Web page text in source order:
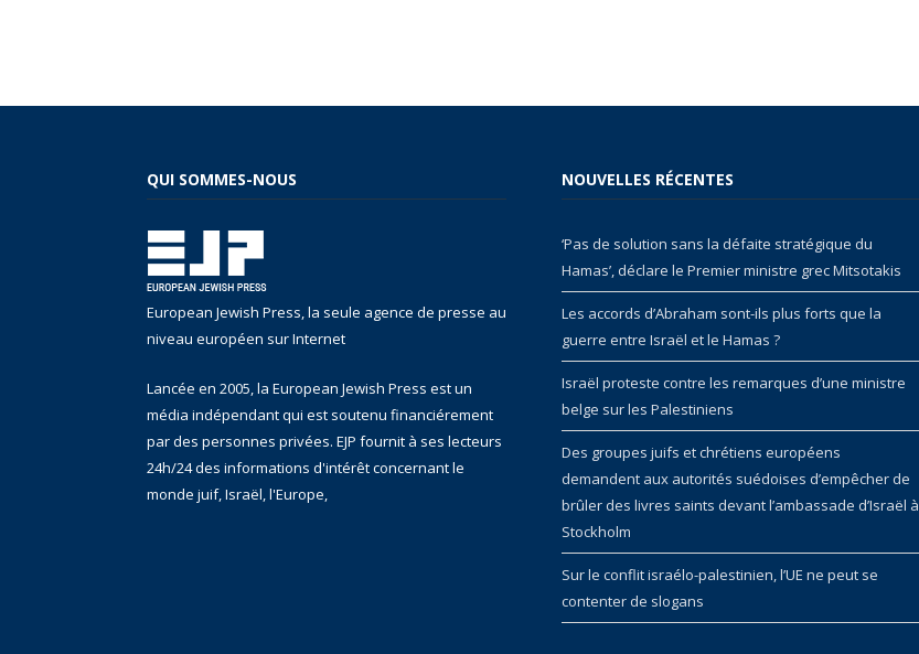
QUI SOMMES-NOUS
European Jewish Press, la seule agence de presse au
niveau européen sur Internet
Lancée en 2005, la European Jewish Press est un
média indépendant qui est soutenu financiérement
par des personnes privées. EJP fournit à ses lecteurs
24h/24 des informations d'intérêt concernant le
monde juif, Israël, l'Europe,
NOUVELLES RÉCENTES
‘Pas de solution sans la défaite stratégique du
Hamas’, déclare le Premier ministre grec Mitsotakis
Les accords d’Abraham sont-ils plus forts que la
guerre entre Israël et le Hamas ?
Israël proteste contre les remarques d’une ministre
belge sur les Palestiniens
Des groupes juifs et chrétiens européens
demandent aux autorités suédoises d’empêcher de
brûler des livres saints devant l’ambassade d’Israël à
Stockholm
Sur le conflit israélo-palestinien, l’UE ne peut se
contenter de slogans